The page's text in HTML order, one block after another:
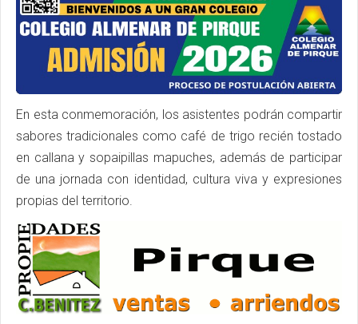
En esta conmemoración, los asistentes podrán compartir
sabores tradicionales como café de trigo recién tostado
en callana y sopaipillas mapuches, además de participar
de una jornada con identidad, cultura viva y expresiones
propias del territorio.